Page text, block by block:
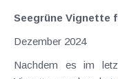
Seegrüne Vignette
Dezember 2024
Nachdem es im